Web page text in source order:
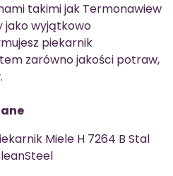
takimi jak Termonawiew
jako wyjątkowo
piekarnik
zarówno jakości potraw,
Miele H 7264 B Stal